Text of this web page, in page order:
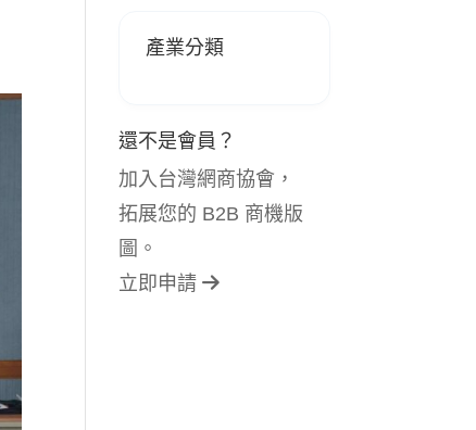
產業分類
還不是會員？
加入台灣網商協會，
拓展您的 B2B 商機版
圖。
立即申請